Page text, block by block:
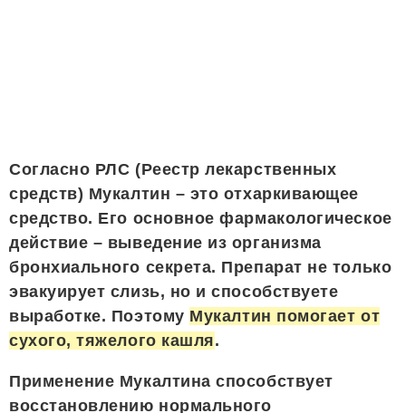
Согласно РЛС (Реестр лекарственных
средств) Мукалтин – это отхаркивающее
средство. Его основное фармакологическое
действие – выведение из организма
бронхиального секрета. Препарат не только
эвакуирует слизь, но и способствуете
выработке. Поэтому Мукалтин помогает от
сухого, тяжелого кашля.
Применение Мукалтина способствует
восстановлению нормального